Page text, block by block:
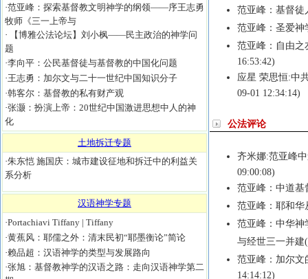
·范亚峰：探索基督教文明神学的纲领——序王志勇
牧师《三一上帝与
· 【博雅公法论坛】刘小枫——民主政治的神学问
题
·李向平：公民基督徒与基督教的中国化问题
·王志勇：加尔文与二十一世纪中国知识分子
·韩客尔：基督教的私有财产观
·张灏：扮演上帝：20世纪中国激进思想中人的神
化
土地拆迁专题
·朱东恺 施国庆：城市建设征地和拆迁中的利益关
系分析
汉语神学专题
·Portachiavi Tiffany | Tiffany
·黄蕉风：耶儒之外：清末民初“耶墨衡论”简论
·赖品超：汉语神学的类型与发展路向
·张旭：基督教神学的汉语之路：走向汉语神学第二
范亚峰：基督徒
范亚峰：圣爱神
范亚峰：自由
16:53:42)
应星 荣思恒:中
09-01 12:34:14)
公法评论
齐米娜:范亚峰
09:00:08)
范亚峰：中道基
范亚峰：耶和华
范亚峰：中华神
与经世三一并建
范亚峰：加尔文
14:14:12)